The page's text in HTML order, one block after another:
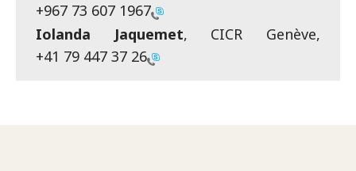
+967 73 607 1967
Iolanda Jaquemet, CICR Genève,
+41 79 447 37 26